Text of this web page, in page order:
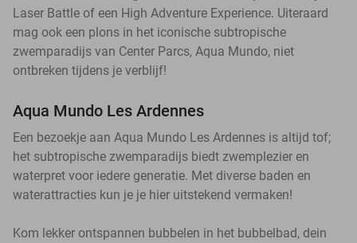
Laser Battle of een High Adventure Experience. Uiteraard
mag ook een plons in het iconische subtropische
zwemparadijs van Center Parcs, Aqua Mundo, niet
ontbreken tijdens je verblijf!
Aqua Mundo Les Ardennes
Een bezoekje aan Aqua Mundo Les Ardennes is altijd tof;
het subtropische zwemparadijs biedt zwemplezier en
waterpret voor iedere generatie. Met diverse baden en
waterattracties kun je je hier uitstekend vermaken!
Kom lekker ontspannen bubbelen in het bubbelbad, dein